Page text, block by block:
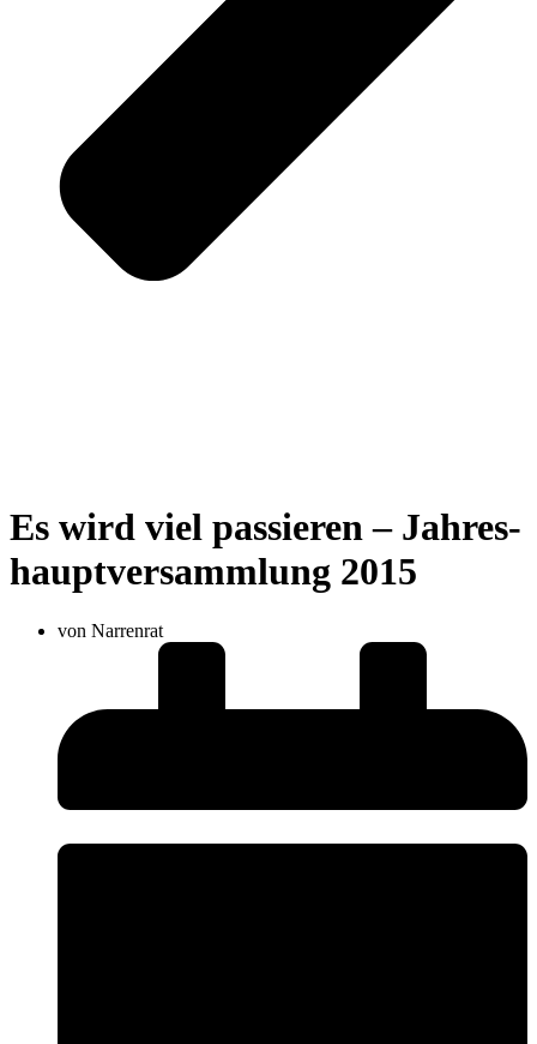
Es wird viel passieren – Jah­res­
haupt­ver­samm­lung 2015
von Narrenrat